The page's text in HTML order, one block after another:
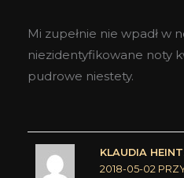
Mi zupełnie nie wpadł w
niezidentyfikowane noty
pudrowe niestety.
KLAUDIA
2018-05-02